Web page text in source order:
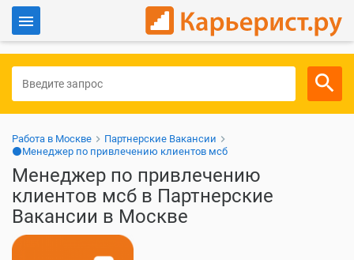
Для работодателей
Работа в Москве
Партнерские Вакансии
⚫Менеджер по привлечению клиентов мсб
Менеджер по привлечению
клиентов мсб в Партнерские
Вакансии в Москве